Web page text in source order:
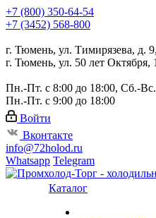
+7 (800) 350-64-54
+7 (3452) 568-800
г. Тюмень, ул. Тимирязева, д.
г. Тюмень, ул. 50 лет Октября,
Пн.-Пт. с 8:00 до 18:00, Сб.-
Пн.-Пт. с 9:00 до 18:00
Войти
Вконтакте
info@72holod.ru
Whatsapp Telegram
Каталог